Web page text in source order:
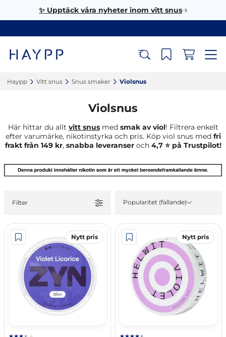
✨ Upptäck våra nyheter inom vitt snus
Haypp‎ Vitt snus‎ Snus smaker‎ Violsnus‎
Violsnus
Här hittar du allt vitt snusmed smak av viol! Filtrera enkelt
efter varumärke, nikotinstyrka och pris. Köp viol snus med fri
frakt från 149 kr, snabba leveranseroch 4,7 ⭐ på Trustpilot!
Filter Popularitet (fallande)
Nytt pris Nytt pris